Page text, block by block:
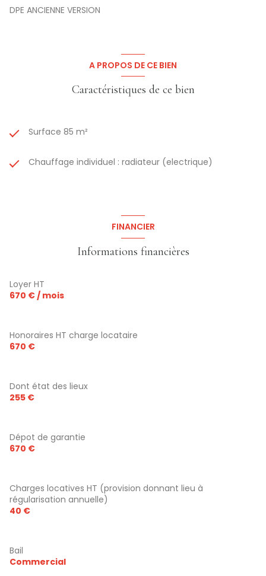
exposé sont disponibles sur le site Géorisques:
DPE ANCIENNE VERSION
A PROPOS DE CE BIEN
Caractéristiques de ce bien
Surface 85 m²
Chauffage individuel : radiateur (electrique)
FINANCIER
Informations financières
Loyer HT
670 € / mois
Honoraires HT charge locataire
670 €
Dont état des lieux
255 €
Dépot de garantie
670 €
Charges locatives HT (provision donnant lieu à
régularisation annuelle)
40 €
Bail
Commercial